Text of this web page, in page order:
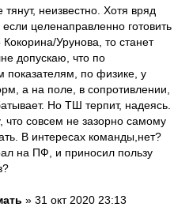
неизвестно. Хотя вряд
целенаправленно готовить
Кокорина/Урунова, то станет
допускаю, что по
показателям, по физике, у
а на поле, в сопротивлении,
Но ТШ терпит, надеясь.
что совсем не зазорно самому
В интересах команды,нет?
на ПФ, и приносил пользу
» 31 окт 2020 23:13